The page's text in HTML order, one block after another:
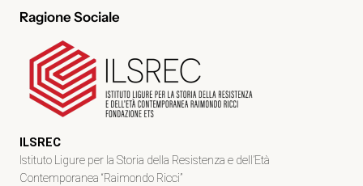
Ragione Sociale
ILSREC
Istituto Ligure per la Storia della Resistenza e dell’Età
Contemporanea “Raimondo Ricci”